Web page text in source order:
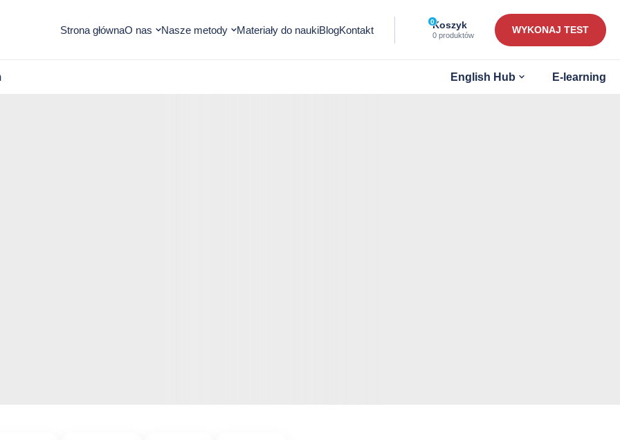
Strona głównaO nas
Otwórz
Nasze metody
Otwórz
Materiały do naukiBlogKontakt
0KoszykIlość
przedmiotów
0 produktów WYKONAJ TEST
English Hub
OtwórzE-learning